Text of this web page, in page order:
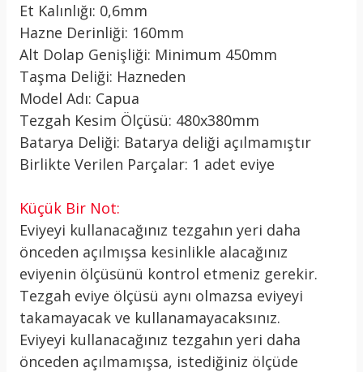
Et Kalınlığı: 0,6mm
Hazne Derinliği: 160mm
Alt Dolap Genişliği: Minimum 450mm
Taşma Deliği: Hazneden
Model Adı: Capua
Tezgah Kesim Ölçüsü: 480x380mm
Batarya Deliği: Batarya deliği açılmamıştır
Birlikte Verilen Parçalar: 1 adet eviye
Küçük Bir Not:
Eviyeyi kullanacağınız tezgahın yeri daha
önceden açılmışsa kesinlikle alacağınız
eviyenin ölçüsünü kontrol etmeniz gerekir.
Tezgah eviye ölçüsü aynı olmazsa eviyeyi
takamayacak ve kullanamayacaksınız.
Eviyeyi kullanacağınız tezgahın yeri daha
önceden açılmamışsa, istediğiniz ölçüde